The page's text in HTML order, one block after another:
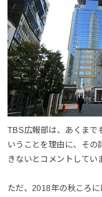
TBS広報部は、あくまで
いうことを理由に、その
きないとコメントしてい
ただ、2018年の秋ころ